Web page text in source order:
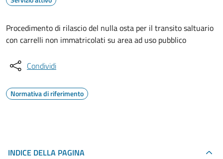
Procedimento di rilascio del nulla osta per il transito saltuario
con carrelli non immatricolati su area ad uso pubblico
Condividi
Normativa di riferimento
INDICE DELLA PAGINA